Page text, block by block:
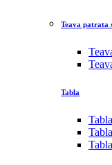
Teava patrata
Tabla